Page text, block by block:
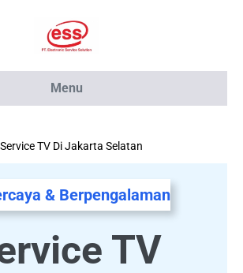
Menu
Service TV Di Jakarta Selatan
& Berpengalaman
TV